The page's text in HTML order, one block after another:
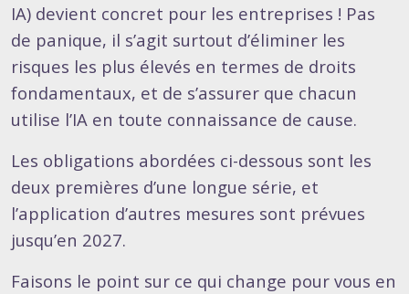
IA) devient concret pour les entreprises ! Pas
de panique, il s’agit surtout d’éliminer les
risques les plus élevés en termes de droits
fondamentaux, et de s’assurer que chacun
utilise l’IA en toute connaissance de cause.
Les obligations abordées ci-dessous sont les
deux premières d’une longue série, et
l’application d’autres mesures sont prévues
jusqu’en 2027.
Faisons le point sur ce qui change pour vous en